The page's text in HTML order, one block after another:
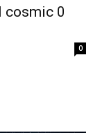
cosmic 0
0